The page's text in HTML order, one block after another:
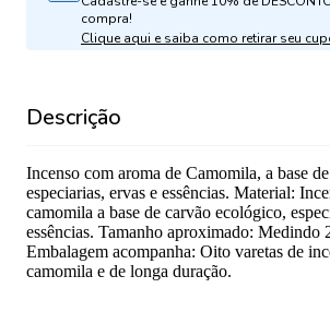
compra!
Clique aqui e saiba como retirar seu
Descrição
Incenso com aroma de Camomila, a base
especiarias, ervas e essências. Material:
camomila a base de carvão ecológico,
essências. Tamanho aproximado: Medindo
Embalagem acompanha: Oito varetas de
camomila e de longa duração.